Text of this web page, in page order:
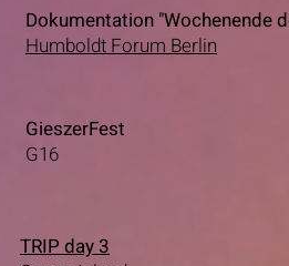
Dokumentation "Wochenende
Humboldt Forum Berlin
GieszerFest
G16
TRIP day 3